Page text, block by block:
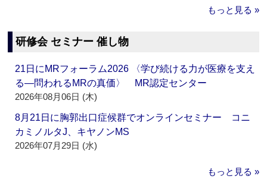
もっと見る »
研修会 セミナー 催し物
21日にMRフォーラム2026 〈学び続ける力が医療を支え
る―問われるMRの真価〉 MR認定センター
2026年08月06日 (木)
8月21日に胸郭出口症候群でオンラインセミナー コニ
カミノルタJ、キヤノンMS
2026年07月29日 (水)
もっと見る »